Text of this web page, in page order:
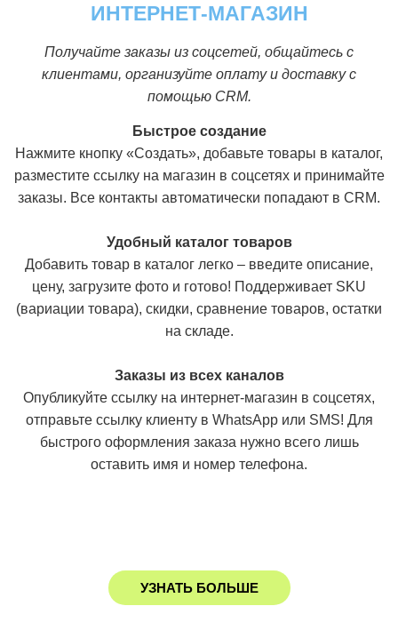
ИНТЕРНЕТ-МАГАЗИН
Получайте заказы из соцсетей, общайтесь с
клиентами, организуйте оплату и доставку с
помощью CRM.
Быстрое создание
Нажмите кнопку «Создать», добавьте товары в каталог,
разместите ссылку на магазин в соцсетях и принимайте
заказы. Все контакты автоматически попадают в CRM.
Удобный каталог товаров
Добавить товар в каталог легко – введите описание,
цену, загрузите фото и готово! Поддерживает SKU
(вариации товара), скидки, сравнение товаров, остатки
на складе.
Заказы из всех каналов
Опубликуйте ссылку на интернет-магазин в соцсетях,
отправьте ссылку клиенту в WhatsApp или SMS! Для
быстрого оформления заказа нужно всего лишь
оставить имя и номер телефона.
УЗНАТЬ БОЛЬШЕ